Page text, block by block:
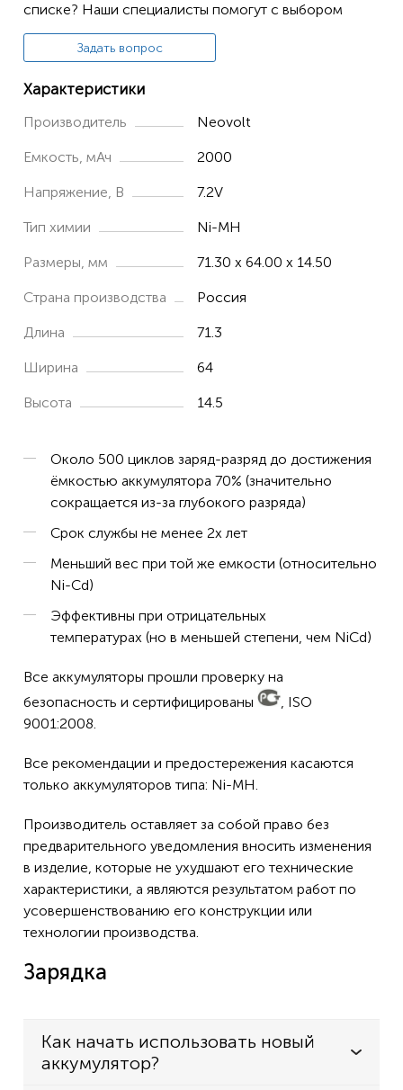
Activa 600 ProAcus 4 Pro
Elite 4
Mystim
premium 200
STIMULATOR
A1B
списке? Наши специалисты помогут с выбором
Задать вопрос
Характеристики
Производитель Neovolt
Емкость, мАч 2000
Напряжение, В 7.2V
Тип химии Ni-MH
Размеры, мм 71.30 x 64.00 x 14.50
Страна производства Россия
Длина 71.3
Ширина 64
Высота 14.5
Около 500 циклов заряд-разряд до достижения
ёмкостью аккумулятора 70% (значительно
сокращается из-за глубокого разряда)
Срок службы не менее 2х лет
Меньший вес при той же емкости (относительно
Ni-Cd)
Эффективны при отрицательных
температурах (но в меньшей степени, чем NiCd)
Все аккумуляторы прошли проверку на
безопасность и сертифицированы
, ISO
9001:2008.
Все рекомендации и предостережения касаются
только аккумуляторов типа: Ni-MH.
Производитель оставляет за собой право без
предварительного уведомления вносить изменения
в изделие, которые не ухудшают его технические
характеристики, а являются результатом работ по
усовершенствованию его конструкции или
технологии производства.
Зарядка
Как начать использовать новый
аккумулятор?